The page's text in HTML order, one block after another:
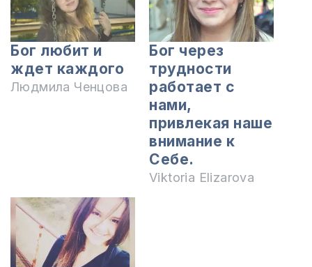
Бог любит и
ждет каждого
Людмила Ченцова
Бог через
трудности
работает с
нами,
привлекая наше
внимание к
Себе.
Viktoria Elizarova